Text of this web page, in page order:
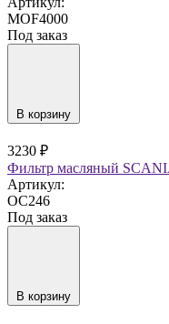
MOF4000
Под заказ
В корзину
3230 ₽
Фильтр масляный
Артикул:
OC246
Под заказ
В корзину